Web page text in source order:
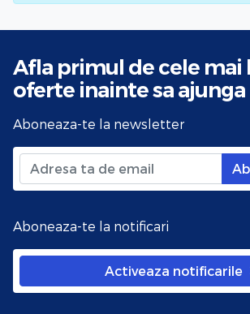
Afla primul de cele mai
oferte inainte sa
Aboneaza-te la newsletter
Aboneaza-te la notificari
Activeaza notificarile